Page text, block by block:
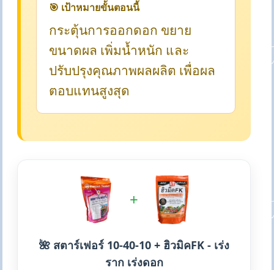
🎯 เป้าหมายขั้นตอนนี้
กระตุ้นการออกดอก ขยาย
ขนาดผล เพิ่มน้ำหนัก และ
ปรับปรุงคุณภาพผลผลิต เพื่อผล
ตอบแทนสูงสุด
+
🌺 สตาร์เฟอร์ 10-40-10 + ฮิวมิคFK - เร่ง
ราก เร่งดอก